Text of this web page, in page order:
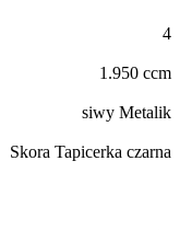
4
1.950 ccm
siwy Metalik
Skora Tapicerka czarna